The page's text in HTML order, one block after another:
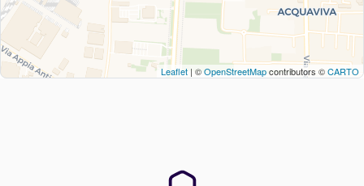
Leaflet | ©OpenStreetMapcontributors ©CARTO